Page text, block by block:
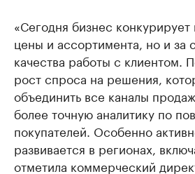
«Сегодня бизнес конкурирует
цены и ассортимента, но и за
качества работы с клиентом.
рост спроса на решения,
объединить все каналы
более точную аналитику по
покупателей. Особенно
развивается в регионах,
отметила коммерческий